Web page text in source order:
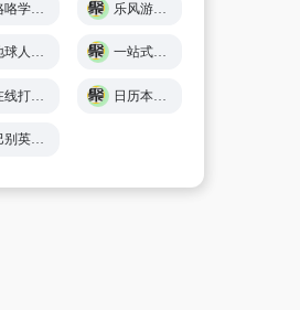
地球人导航 - 探索全网优质免费资源 一站式在线工具服务平台 - 工具派
巴别英语 - 英语听力练习,看美剧学英语